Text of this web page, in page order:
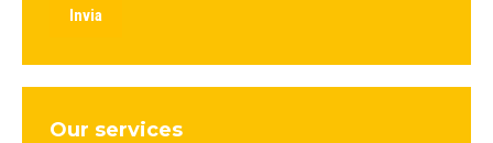
Invia
Our services